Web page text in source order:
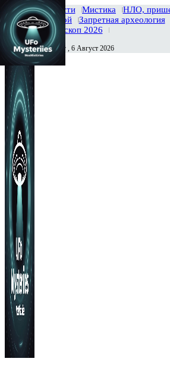
Главная Новости Мистика
НЛО,
Тайны вселенной
Запретная археология
История
Гороскоп 2026
Сегодня Четверг , 6 Август 2026